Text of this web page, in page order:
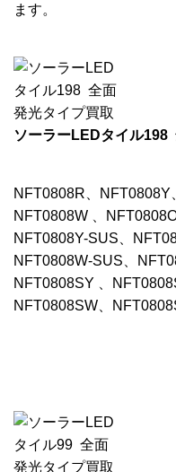
ます。
ソーラーLEDタイル198
NFT0808R、NFT0808Y
NFT0808W 、
NFT0808Y-SUS、
NFT0808W-SUS、
NFT0808SY 、
NFT0808SW、